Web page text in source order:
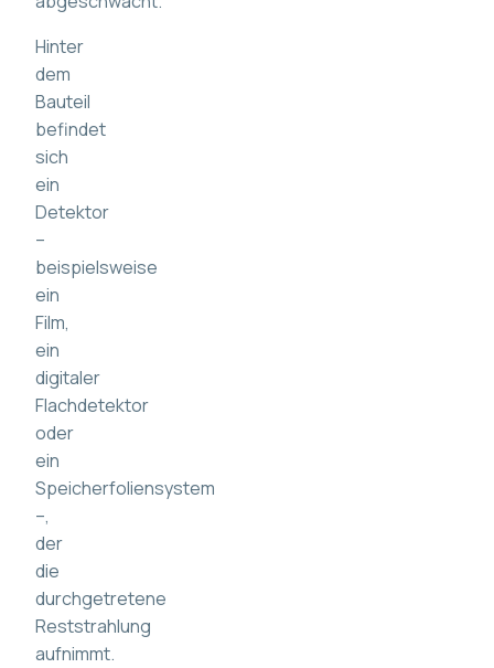
Hinter
dem
Bauteil
befindet
sich
ein
Detektor
–
beispielsweise
ein
Film,
ein
digitaler
Flachdetektor
oder
ein
Speicherfoliensystem
–,
der
die
durchgetretene
Reststrahlung
aufnimmt.